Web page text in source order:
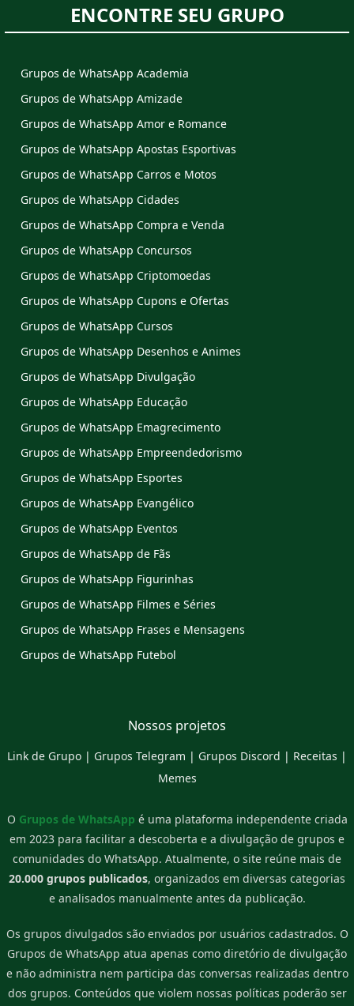
ENCONTRE SEU GRUPO
Grupos de WhatsApp Academia
Grupos de WhatsApp Amizade
Grupos de WhatsApp Amor e Romance
Grupos de WhatsApp Apostas Esportivas
Grupos de WhatsApp Carros e Motos
Grupos de WhatsApp Cidades
Grupos de WhatsApp Compra e Venda
Grupos de WhatsApp Concursos
Grupos de WhatsApp Criptomoedas
Grupos de WhatsApp Cupons e Ofertas
Grupos de WhatsApp Cursos
Grupos de WhatsApp Desenhos e Animes
Grupos de WhatsApp Divulgação
Grupos de WhatsApp Educação
Grupos de WhatsApp Emagrecimento
Grupos de WhatsApp Empreendedorismo
Grupos de WhatsApp Esportes
Grupos de WhatsApp Evangélico
Grupos de WhatsApp Eventos
Grupos de WhatsApp de Fãs
Grupos de WhatsApp Figurinhas
Grupos de WhatsApp Filmes e Séries
Grupos de WhatsApp Frases e Mensagens
Grupos de WhatsApp Futebol
Nossos projetos
Link de Grupo | Grupos Telegram | Grupos Discord | Receitas |
Memes
O Grupos de WhatsApp é uma plataforma independente criada
em 2023 para facilitar a descoberta e a divulgação de grupos e
comunidades do WhatsApp. Atualmente, o site reúne mais de
20.000 grupos publicados, organizados em diversas categorias
e analisados manualmente antes da publicação.
Os grupos divulgados são enviados por usuários cadastrados. O
Grupos de WhatsApp atua apenas como diretório de divulgação
e não administra nem participa das conversas realizadas dentro
dos grupos. Conteúdos que violem nossas políticas poderão ser